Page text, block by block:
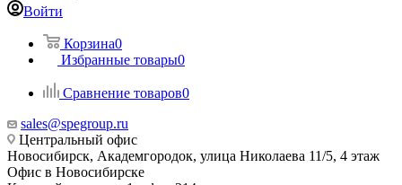
Войти
Корзина0
Избранные товары0
Сравнение товаров0
sales@spegroup.ru
Центральный офис
Новосибирск, Академгородок, улица Николаева 11/5, 4 этаж
Офис в Новосибирске